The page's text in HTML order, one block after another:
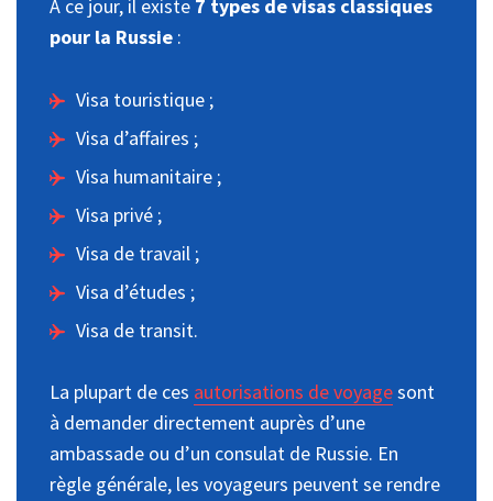
À ce jour, il existe 7 types de visas classiques
pour la Russie :
Visa touristique ;
Visa d’affaires ;
Visa humanitaire ;
Visa privé ;
Visa de travail ;
Visa d’études ;
Visa de transit.
La plupart de ces autorisations de voyagesont
à demander directement auprès d’une
ambassade ou d’un consulat de Russie. En
règle générale, les voyageurs peuvent se rendre